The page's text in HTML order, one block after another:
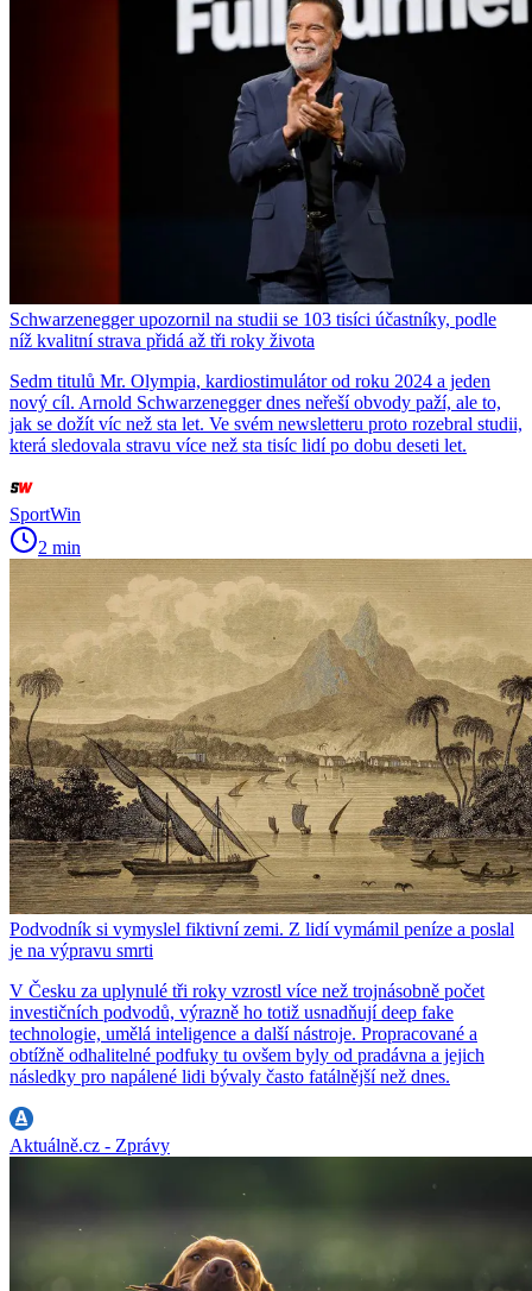
Schwarzenegger upozornil na studii se 103 tisíci účastníky, podle
níž kvalitní strava přidá až tři roky života
Sedm titulů Mr. Olympia, kardiostimulátor od roku 2024 a jeden
nový cíl. Arnold Schwarzenegger dnes neřeší obvody paží, ale to,
jak se dožít víc než sta let. Ve svém newsletteru proto rozebral studii,
která sledovala stravu více než sta tisíc lidí po dobu deseti let.
SportWin
2 min
Podvodník si vymyslel fiktivní zemi. Z lidí vymámil peníze a poslal
je na výpravu smrti
V Česku za uplynulé tři roky vzrostl více než trojnásobně počet
investičních podvodů, výrazně ho totiž usnadňují deep fake
technologie, umělá inteligence a další nástroje. Propracované a
obtížně odhalitelné podfuky tu ovšem byly od pradávna a jejich
následky pro napálené lidi bývaly často fatálnější než dnes.
Aktuálně.cz - Zprávy